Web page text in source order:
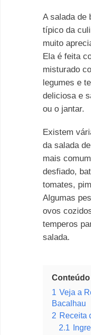
A salada de
típico da
muito
Ela é feita
misturado
legumes e
deliciosa e
ou o jantar.
Existem
da salada
mais
desfiado,
tomates,
Algumas
ovos
temperos
salada.
Conteúdo
1 Veja a
Bacalhau
2 Receita
2.1